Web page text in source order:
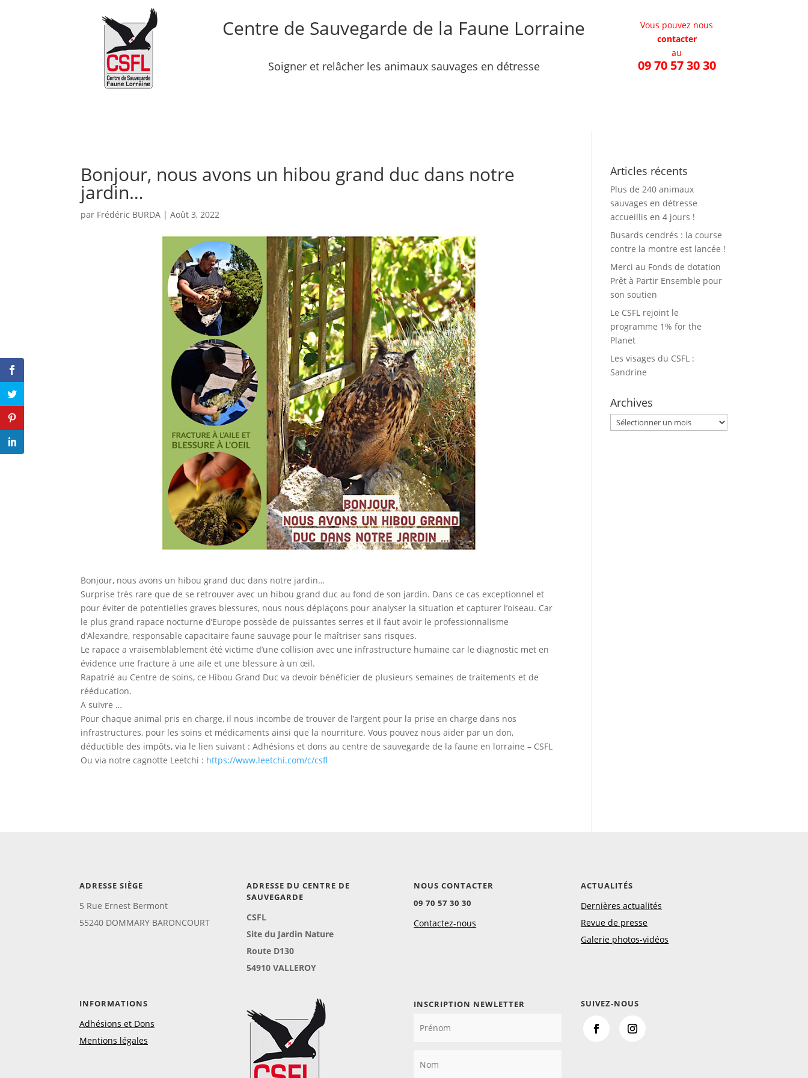
Centre de Sauvegarde de la Faune Lorraine
Soigner et relâcher les animaux sauvages en détresse
Vous pouvez nous
contacter
au
09 70 57 30 30
Bonjour, nous avons un hibou grand duc dans notre
jardin…
par Frédéric BURDA |Août 3, 2022
Bonjour, nous avons un hibou grand duc dans notre jardin…
Surprise très rare que de se retrouver avec un hibou grand duc au fond de son jardin. Dans ce cas exceptionnel et
pour éviter de potentielles graves blessures, nous nous déplaçons pour analyser la situation et capturer l’oiseau. Car
le plus grand rapace nocturne d’Europe possède de puissantes serres et il faut avoir le professionnalisme
d’Alexandre, responsable capacitaire faune sauvage pour le maîtriser sans risques.
Le rapace a vraisemblablement été victime d’une collision avec une infrastructure humaine car le diagnostic met en
évidence une fracture à une aile et une blessure à un œil.
Rapatrié au Centre de soins, ce Hibou Grand Duc va devoir bénéficier de plusieurs semaines de traitements et de
rééducation.
A suivre …
Pour chaque animal pris en charge, il nous incombe de trouver de l’argent pour la prise en charge dans nos
infrastructures, pour les soins et médicaments ainsi que la nourriture. Vous pouvez nous aider par un don,
déductible des impôts, via le lien suivant : Adhésions et dons au centre de sauvegarde de la faune en lorraine – CSFL
Ou via notre cagnotte Leetchi : https://www.leetchi.com/c/csfl
Articles récents
Plus de 240 animaux
sauvages en détresse
accueillis en 4 jours !
Busards cendrés : la course
contre la montre est lancée !
Merci au Fonds de dotation
Prêt à Partir Ensemble pour
son soutien
Le CSFL rejoint le
programme 1% for the
Planet
Les visages du CSFL :
Sandrine
Archives
Archives
ADRESSE SIÈGE
5 Rue Ernest Bermont
55240 DOMMARY BARONCOURT
ADRESSE DU CENTRE DE
SAUVEGARDE
CSFL
Site du Jardin Nature
Route D130
54910 VALLEROY
NOUS CONTACTER
09 70 57 30 30
Contactez-nous
ACTUALITÉS
Dernières actualités
Revue de presse
Galerie photos-vidéos
INFORMATIONS
Adhésions et Dons
Mentions légales
INSCRIPTION NEWLETTER SUIVEZ-NOUS